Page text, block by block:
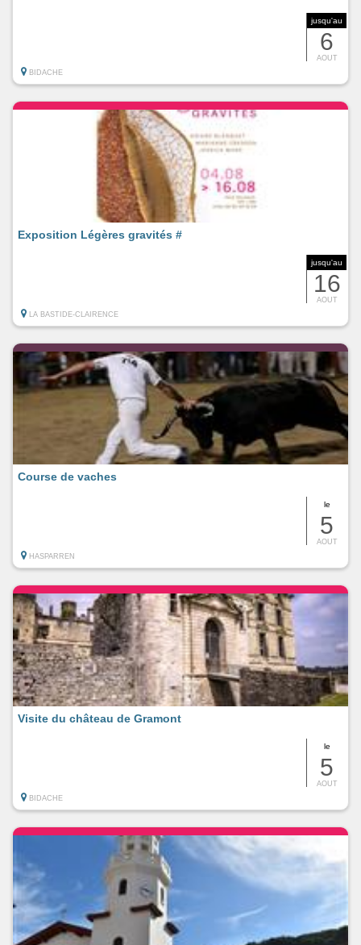
jusqu'au
6
AOUT
BIDACHE
jusqu'au
16
AOUT
Exposition Légères gravités #
LA BASTIDE-CLAIRENCE
le
5
AOUT
Course de vaches
HASPARREN
le
5
AOUT
Visite du château de Gramont
BIDACHE